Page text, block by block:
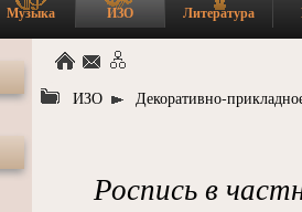
Музыка ИЗО Литература
ИЗО Декоративно-
Роспись в